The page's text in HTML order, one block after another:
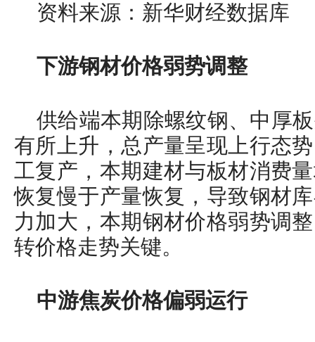
资料来源：新华财经数据库
下游钢材价格弱势调整
供给端本期除螺纹钢、中厚
有所上升，总产量呈现上行态
工复产，本期建材与板材消费
恢复慢于产量恢复，导致钢材
力加大，本期钢材价格弱势调
转价格走势关键。
中游焦炭价格偏弱运行